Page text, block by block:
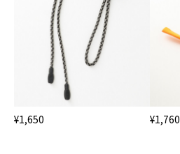
¥1,650 ¥1,760